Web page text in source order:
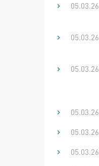
05.03.26
05.03.26
05.03.26
05.03.26
05.03.26
05.03.26